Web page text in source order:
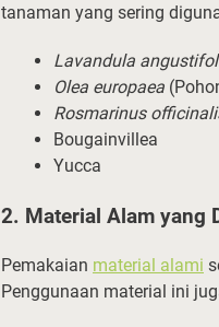
tanaman yang sering
Lavandula
Olea europaea
Rosmarinus
Bougainvillea
Yucca
2. Material Alam yang
Pemakaian material alami
Penggunaan material ini